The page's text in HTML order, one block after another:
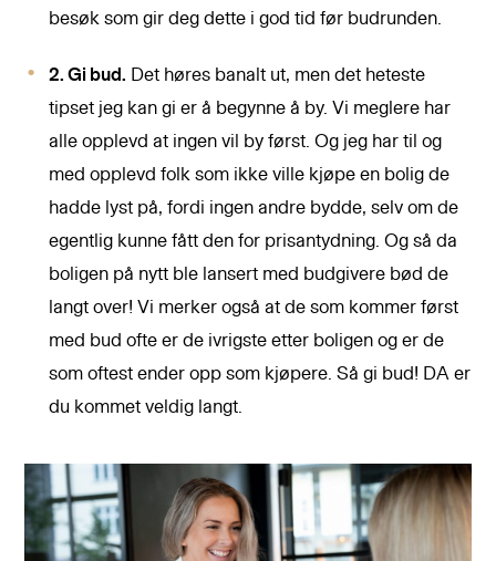
besøk som gir deg dette i god tid før budrunden.
2. Gi bud. Det høres banalt ut, men det heteste
tipset jeg kan gi er å begynne å by. Vi meglere har
alle opplevd at ingen vil by først. Og jeg har til og
med opplevd folk som ikke ville kjøpe en bolig de
hadde lyst på, fordi ingen andre bydde, selv om de
egentlig kunne fått den for prisantydning. Og så da
boligen på nytt ble lansert med budgivere bød de
langt over! Vi merker også at de som kommer først
med bud ofte er de ivrigste etter boligen og er de
som oftest ender opp som kjøpere. Så gi bud! DA er
du kommet veldig langt.